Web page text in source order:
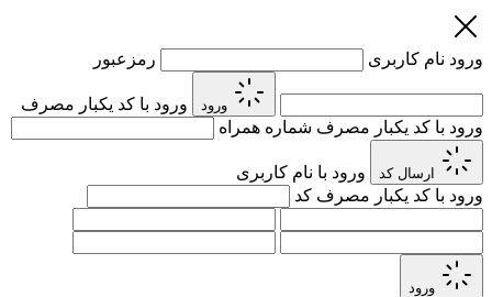
ورود نام کاربری رمزعبور
ورود
ورود با کد یکبار مصرف
ورود با کد یکبار مصرف شماره همراه
ارسال کد
ورود با نام کاربری
ورود با کد یکبار مصرف کد
ورود